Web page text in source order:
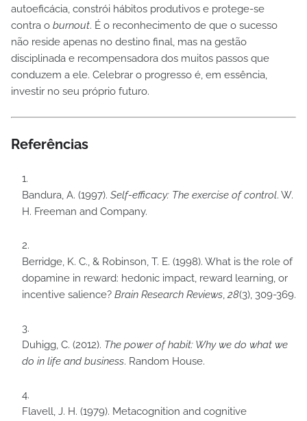
autoeficácia, constrói hábitos produtivos e protege-se
contra o burnout. É o reconhecimento de que o sucesso
não reside apenas no destino final, mas na gestão
disciplinada e recompensadora dos muitos passos que
conduzem a ele. Celebrar o progresso é, em essência,
investir no seu próprio futuro.
Referências
Bandura, A. (1997). Self-efficacy: The exercise of control. W.
H. Freeman and Company.
Berridge, K. C., & Robinson, T. E. (1998). What is the role of
dopamine in reward: hedonic impact, reward learning, or
incentive salience? Brain Research Reviews, 28(3), 309-369.
Duhigg, C. (2012). The power of habit: Why we do what we
do in life and business. Random House.
Flavell, J. H. (1979). Metacognition and cognitive